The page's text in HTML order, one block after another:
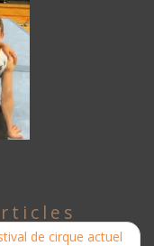
de cirque actuel